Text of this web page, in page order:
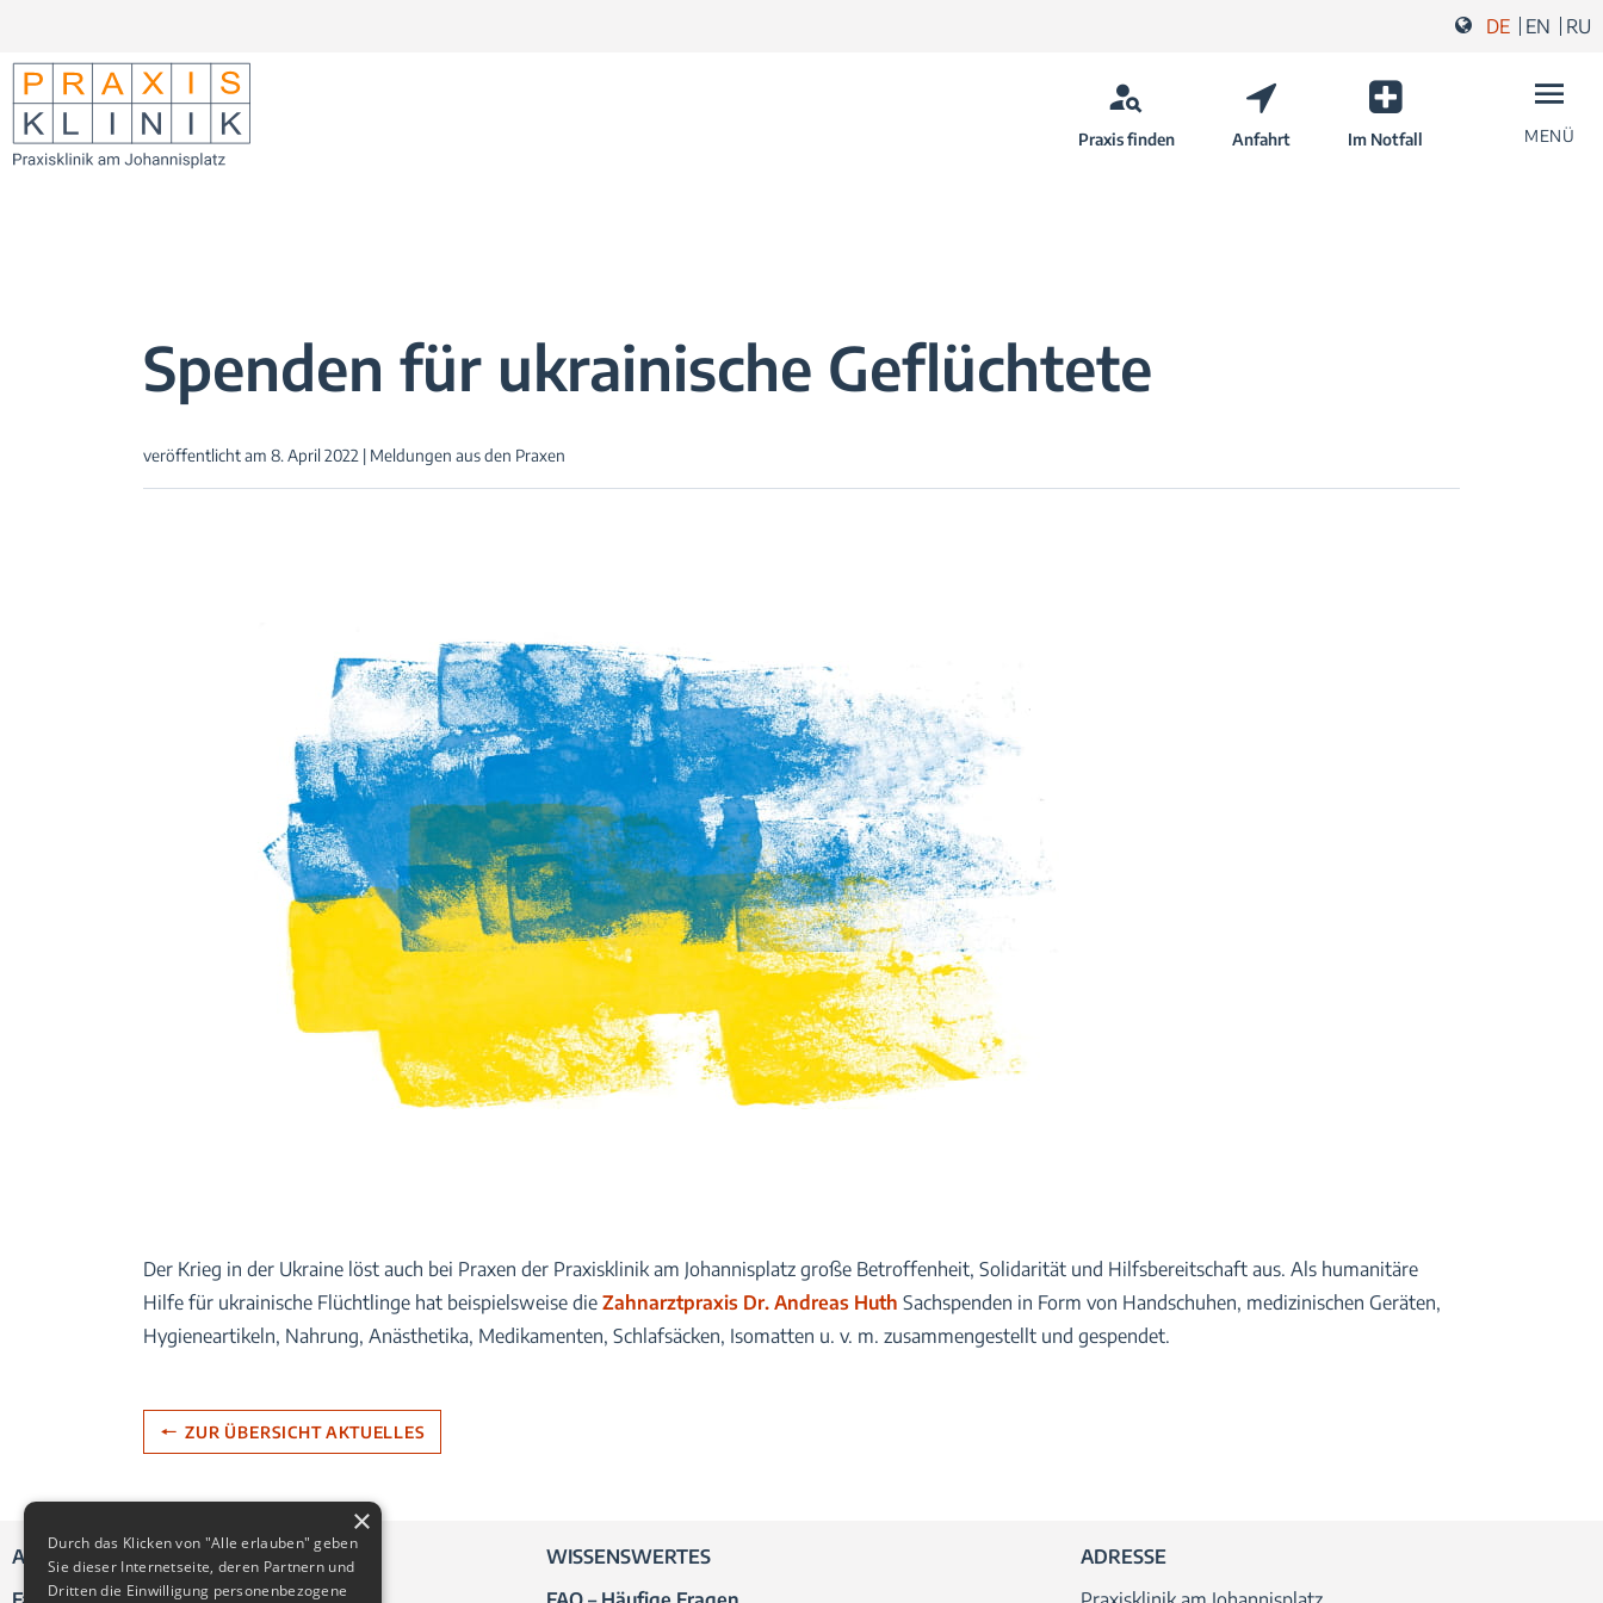
DE EN RU
Praxis finden Anfahrt Im Notfall MENÜ
Spenden für ukrainische Geflüchtete
veröffentlicht am 8. April 2022 | Meldungen aus den Praxen
Der Krieg in der Ukraine löst auch bei Praxen der Praxisklinik am Johannisplatz große Betroffenheit, Solidarität und Hilfsbereitschaft aus. Als humanitäre
Hilfe für ukrainische Flüchtlinge hat beispielsweise dieZahnarztpraxis Dr. Andreas Huth Sachspenden in Form von Handschuhen, medizinischen Geräten,
Hygieneartikeln, Nahrung, Anästhetika, Medikamenten, Schlafsäcken, Isomatten u. v. m. zusammengestellt und gespendet.
ZUR ÜBERSICHT AKTUELLES
ANSPRECHPARTNER
WISSENSWERTES
ADRESSE
×
Durch das Klicken von "Alle erlauben" geben
Sie dieser Internetseite, deren Partnern und
Dritten die Einwilligung personenbezogene